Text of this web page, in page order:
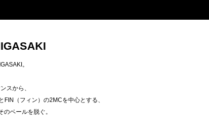
。
スから、
（フィン）の2MCを中心とする、
ベールを脱ぐ。